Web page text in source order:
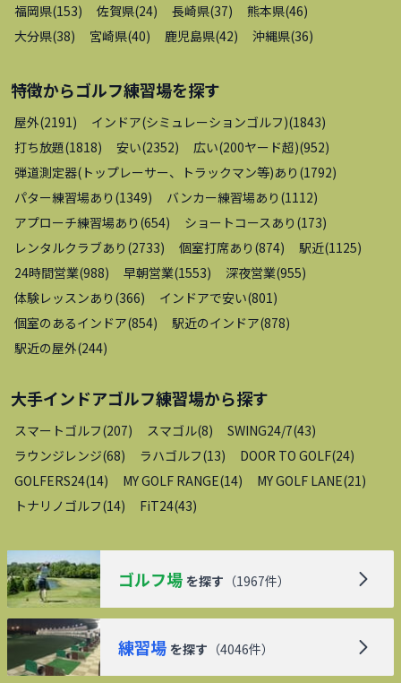
福岡県(153) 佐賀県(24) 長崎県(37) 熊本県(46)
大分県(38) 宮崎県(40) 鹿児島県(42) 沖縄県(36)
特徴からゴルフ練習場を探す
屋外(2191 ) インドア(シミュレーションゴルフ)(1843)
打ち放題(1818) 安い(2352) 広い(200ヤード超)(952)
弾道測定器(トップレーサー、トラックマン等)あり (1792)
パター練習場あり (1349) バンカー練習場あり (1112)
アプローチ練習場あり (654) ショートコースあり (173)
レンタルクラブあり (2733) 個室打席あり (874) 駅近(1125)
24時間営業(988) 早朝営業(1553) 深夜営業(955)
体験レッスンあり (366) インドアで安い(801 )
個室のあるインドア(854) 駅近のインドア(878)
駅近の屋外(244)
大手インドアゴルフ練習場から探す
スマートゴルフ(207) スマゴル(8) SWING24/7(43)
ラウンジレンジ(68) ラハゴルフ(13) DOOR TO GOLF(24)
GOLFERS24(14) MY GOLF RANGE(14) MY GOLF LANE(21 )
トナリノゴルフ(14) FiT24(43)
ゴルフ場 を探す （1967件）
練習場 を探す （4046件）